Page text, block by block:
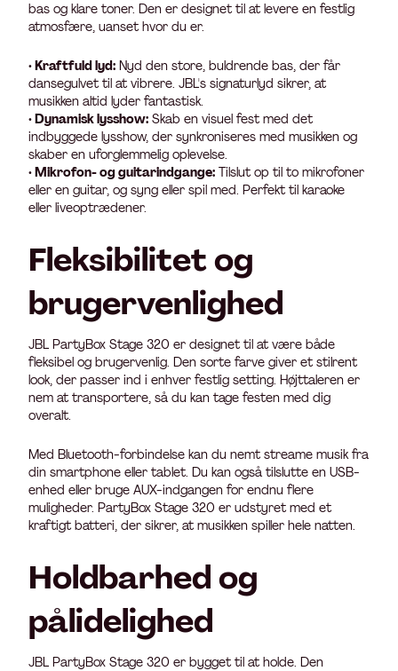
bas og klare toner. Den er designet til at levere en festlig
atmosfære, uanset hvor du er.
•Kraftfuld lyd: Nyd den store, buldrende bas, der får
dansegulvet til at vibrere. JBL's signaturlyd sikrer, at
musikken altid lyder fantastisk.
•Dynamisk lysshow: Skab en visuel fest med det
indbyggede lysshow, der synkroniseres med musikken og
skaber en uforglemmelig oplevelse.
•Mikrofon- og guitarindgange: Tilslut op til to mikrofoner
eller en guitar, og syng eller spil med. Perfekt til karaoke
eller liveoptrædener.
Fleksibilitet og
brugervenlighed
JBL PartyBox Stage 320 er designet til at være både
fleksibel og brugervenlig. Den sorte farve giver et stilrent
look, der passer ind i enhver festlig setting. Højttaleren er
nem at transportere, så du kan tage festen med dig
overalt.
Med Bluetooth-forbindelse kan du nemt streame musik fra
din smartphone eller tablet. Du kan også tilslutte en USB-
enhed eller bruge AUX-indgangen for endnu flere
muligheder. PartyBox Stage 320 er udstyret med et
kraftigt batteri, der sikrer, at musikken spiller hele natten.
Holdbarhed og
pålidelighed
JBL PartyBox Stage 320 er bygget til at holde. Den